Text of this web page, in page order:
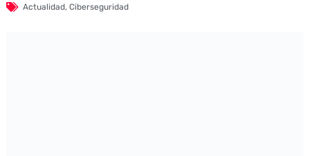
Actualidad, Ciberseguridad